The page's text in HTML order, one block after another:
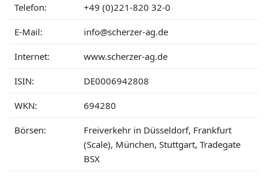
Telefon: +49 (0)221-820 32-0
E-Mail: info@scherzer-ag.de
Internet: www.scherzer-ag.de
ISIN: DE0006942808
WKN: 694280
Börsen:
Freiverkehr in Düsseldorf, Frankfurt
(Scale), München, Stuttgart, Tradegate
BSX